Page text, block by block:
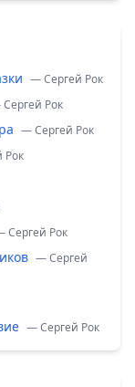
— Сергей Рок
Рок
— Сергей Рок
Рок
Сергей Рок
— Сергей
— Сергей Рок